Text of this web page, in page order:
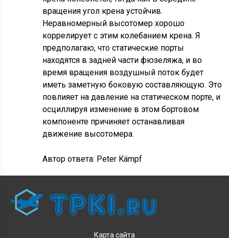
вращения угол крена устойчив.
Неравномерный высотомер хорошо
коррелирует с этим колебанием крена. Я
предполагаю, что статические порты
находятся в задней части фюзеляжа, и во
время вращения воздушный поток будет
иметь заметную боковую составляющую. Это
повлияет на давление на статическом порте, и
осциллируя изменение в этом бортовом
компоненте причиняет останавливая
движение высотомера.
Автор ответа: Peter Kämpf
Карта сайта